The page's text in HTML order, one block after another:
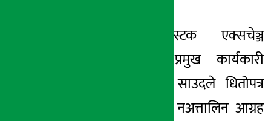
यता नेपाल स्टक एक्सचेञ्ज
लिमिटेड(नेप्से)का प्रमुख कार्यकारी
अधिकृत चन्द्रसिंह साउदले धितोपत्र
बोर्डको विज्ञप्तिबाट नअत्तालिन आग्रह